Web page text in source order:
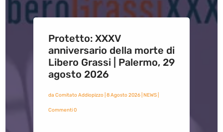
Protetto: XXXV
anniversario della morte di
Libero Grassi | Palermo, 29
agosto 2026
da Comitato Addiopizzo| 8 Agosto 2026| NEWS|
Commenti 0